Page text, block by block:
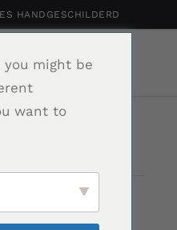
HANDGESCHILDERD
leeg.
winkel
you might be
want to